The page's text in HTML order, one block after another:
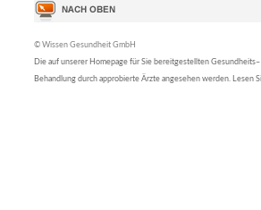
© Wissen Gesundheit GmbH
Die auf unserer Homepage für Sie bereitgestellten
Behandlung durch approbierte Ärzte angesehen werden. Lesen